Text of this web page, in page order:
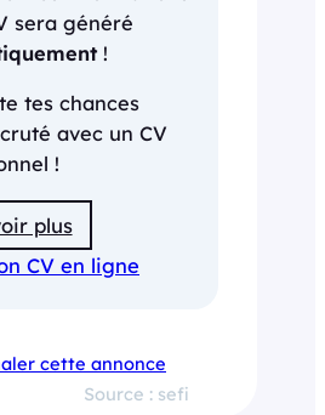
sera généré
!
tes chances
avec un CV
!
plus
CV en ligne
cette annonce
Source : sefi